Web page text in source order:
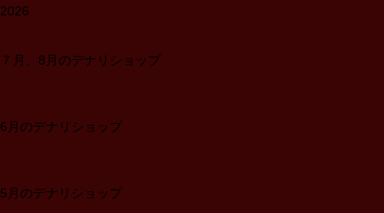
2026
７月、8月のデナリショップ
6月のデナリショップ
5月のデナリショップ